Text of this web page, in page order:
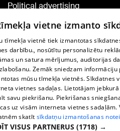
Political advertising
Cookie policy
Commenting terms
TV program
Contract rules
360 Ziņu kontakti
Helio Media
vietne izmanto
tīmekļa vietnē tiek izmantotas
darbību., nosūtītu personalizētu
un satura mērījumus, auditorijas
Zemāk sniedzam
mūsu tīmekļa vietnēs. Sīkdatnes
vietnes sadaļas. Lietotājam
savu piekrišanu. Piekrišanas
uz visām interneta vietnes
skatīt sīkdatņu izmantošanas
VISUS PARTNERUS (1718) →